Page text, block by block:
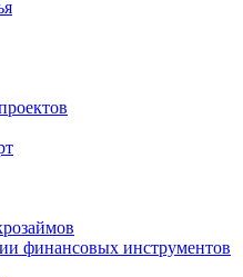
финансовых инструментов